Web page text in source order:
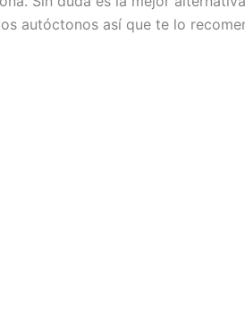
autóctonos así que te lo